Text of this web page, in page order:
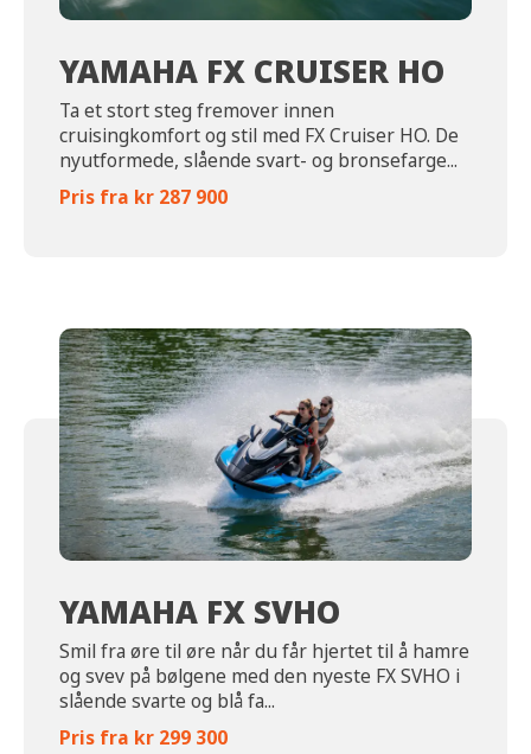
YAMAHA FX CRUISER HO
Ta et stort steg fremover innen
cruisingkomfort og stil med FX Cruiser HO. De
nyutformede, slående svart- og bronsefarge...
Pris fra kr 287 900
YAMAHA FX SVHO
Smil fra øre til øre når du får hjertet til å hamre
og svev på bølgene med den nyeste FX SVHO i
slående svarte og blå fa...
Pris fra kr 299 300